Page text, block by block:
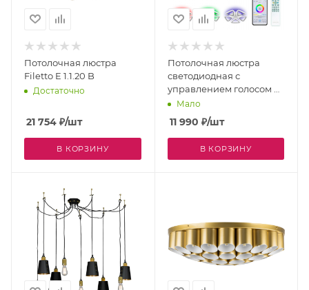
Потолочная люстра
Filetto E 1.1.20 B
Достаточно
21 754 ₽/шт
В КОРЗИНУ
Потолочная люстра
светодиодная с
управлением голосом и
смартфоном с пультом
регулировкой цветовой
температуры и яркости
Мальта Смарт
CL234A250E RGB
Мало
11 990 ₽/шт
В КОРЗИНУ